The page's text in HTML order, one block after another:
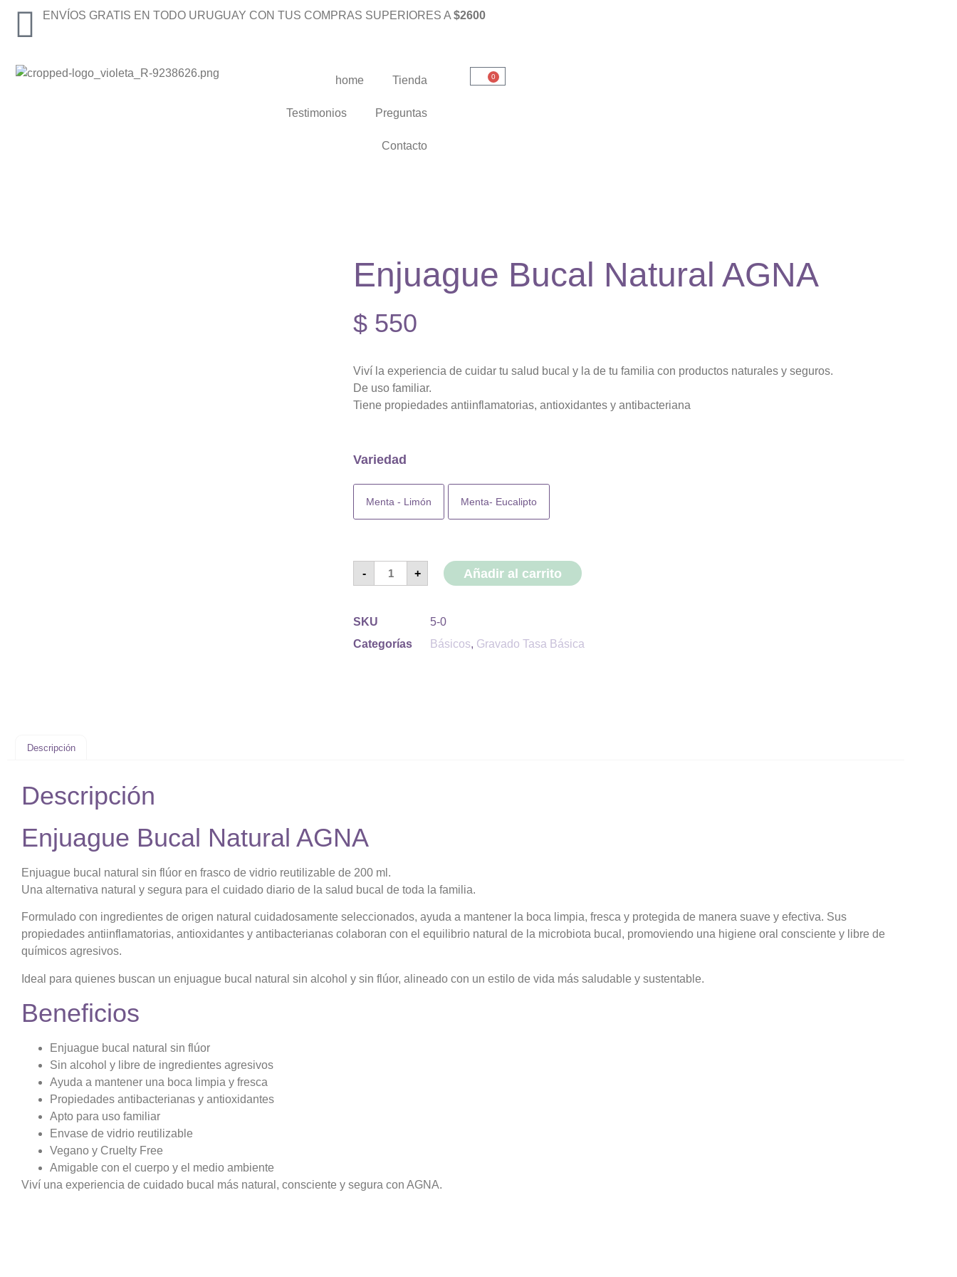
ENVÍOS GRATIS EN TODO URUGUAY CON TUS COMPRAS SUPERIORES A $2600
home Tienda
Testimonios Preguntas
Contacto
0
Enjuague Bucal Natural AGNA
$ 550
Viví la experiencia de cuidar tu salud bucal y la de tu familia con productos naturales y seguros.
De uso familiar.
Tiene propiedades antiinflamatorias, antioxidantes y antibacteriana
Variedad
Menta - Limón Menta- Eucalipto
- + Añadir al carrito
SKU
5-0
Categorías
Básicos, Gravado Tasa Básica
Descripción
Descripción
Enjuague Bucal Natural AGNA
Enjuague bucal natural sin flúor en frasco de vidrio reutilizable de 200 ml.
Una alternativa natural y segura para el cuidado diario de la salud bucal de toda la familia.
Formulado con ingredientes de origen natural cuidadosamente seleccionados, ayuda a mantener la boca limpia, fresca y protegida de manera suave y efectiva. Sus
propiedades antiinflamatorias, antioxidantes y antibacterianas colaboran con el equilibrio natural de la microbiota bucal, promoviendo una higiene oral consciente y libre de
químicos agresivos.
Ideal para quienes buscan un enjuague bucal natural sin alcohol y sin flúor, alineado con un estilo de vida más saludable y sustentable.
Beneficios
Enjuague bucal natural sin flúor
Sin alcohol y libre de ingredientes agresivos
Ayuda a mantener una boca limpia y fresca
Propiedades antibacterianas y antioxidantes
Apto para uso familiar
Envase de vidrio reutilizable
Vegano y Cruelty Free
Amigable con el cuerpo y el medio ambiente
Viví una experiencia de cuidado bucal más natural, consciente y segura con AGNA.